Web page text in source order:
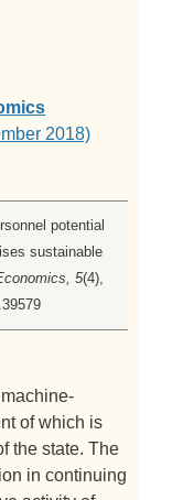
2018)
potential
sustainable
5(4),
of which is
the state. The
in continuing